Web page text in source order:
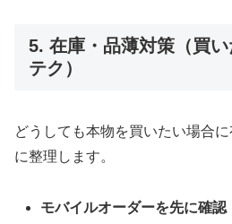
5. 在庫・品薄対策（買
テク）
どうしても本物を買いたい場合
に整理します。
モバイルオーダーを先に確認